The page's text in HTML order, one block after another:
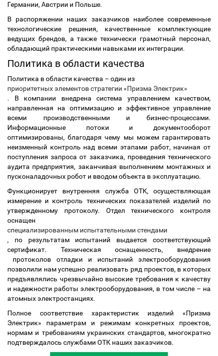
Германии, Австрии и Польше.
В распоряжении наших заказчиков наиболее современные
технологические решения, качественные комплектующие
ведущих брендов, а также технически грамотный персонал,
обладающий практическими навыками их интеграции.
Политика в области качества
Политика в области качества – один из
приоритетных элементов стратегии «Призма Электрик»
. В компании внедрена система управлением качеством,
направленная на оптимизацию и эффективное управление
всеми производственными и бизнес-процессами.
Информационные потоки и документооборот
оптимизированы, благодаря чему мы можем гарантировать
неизменный контроль над всеми этапами работ, начиная от
поступления запроса от заказчика, проведения технического
аудита предприятия, заканчивая выполнением монтажных и
пусконаладочных робот и вводом объекта в эксплуатацию.
Функционирует внутренняя служба ОТК, осуществляющая
измерение и контроль технических показателей изделий по
утвержденному протоколу. Отдел технического контроля
оснащен
специализированным испытательными стендами
, по результатам испытаний выдается соответствующий
сертификат. Техническая оснащенность, внедрение
протоколов отладки и испытаний электрооборудования
позволили нам успешно реализовать ряд проектов, в которых
предъявлялись чрезвычайно высокие требования к качеству
и надежности работы электрооборудования, в том числе – на
атомных электростанциях.
Полное соответствие характеристик изделий «Призма
Электрик» параметрам и режимам конкретных проектов,
нормам и требованиям украинских стандартов, многократно
подтверждалось службами ОТК наших заказчиков.